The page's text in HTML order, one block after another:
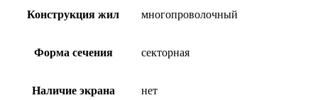
Конструкция жил многопроволочный
Форма сечения секторная
Наличие экрана нет